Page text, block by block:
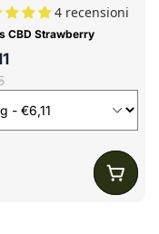
4 recensioni
CBD Strawberry